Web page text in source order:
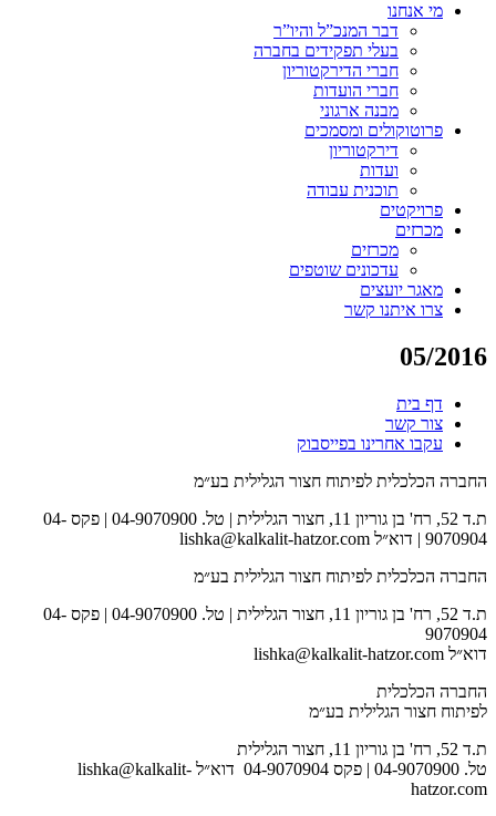
מי אנחנו
דבר המנכ”ל והיו”ר
בעלי תפקידים בחברה
חברי הדירקטוריון
חברי הועדות
מבנה ארגוני
פרוטוקולים ומסמכים
דירקטוריון
ועדות
תוכנית עבודה
פרויקטים
מכרזים
מכרזים
עדכונים שוטפים
מאגר יועצים
צרו איתנו קשר
05/2016
דף בית
צור קשר
עקבו אחרינו בפייסבוק
החברה הכלכלית לפיתוח חצור הגלילית בע״מ
ת.ד 52, רח' בן גוריון 11, חצור הגלילית | טל. 04-9070900 | פקס 04-
9070904 | דוא״ל lishka@kalkalit-hatzor.com
החברה הכלכלית לפיתוח חצור הגלילית בע״מ
ת.ד 52, רח' בן גוריון 11, חצור הגלילית | טל. 04-9070900 | פקס 04-
9070904
דוא״ל lishka@kalkalit-hatzor.com
החברה הכלכלית
לפיתוח חצור הגלילית בע״מ
ת.ד 52, רח' בן גוריון 11, חצור הגלילית
טל. 04-9070900 | פקס 04-9070904 דוא״ל lishka@kalkalit-
hatzor.com